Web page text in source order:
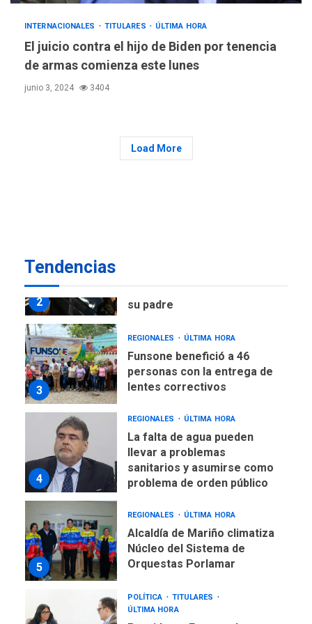
INTERNACIONALES TITULARES ÚLTIMA HORA
El juicio contra el hijo de Biden por tenencia
de armas comienza este lunes
junio 3, 2024 3404
Load More
Tendencias
7
LATINOAMÉRICA Y CARIBE
Atentado con drones
explosivos deja un policía
nuevo presidente de
Corpoelec y nuevo
2
3
REGIONALES
personas con la entrega de
lentes correctivos
REGIONALES ÚLTIMA HORA
llevar a problemas
sanitarios y asumirse como
problema de orden público
5
REGIONALES ÚLTIMA HORA
Núcleo del Sistema de
Orquestas Porlamar
POLÍTICA
TITULARES
Presidenta Encargada
evalúa financiamiento obras